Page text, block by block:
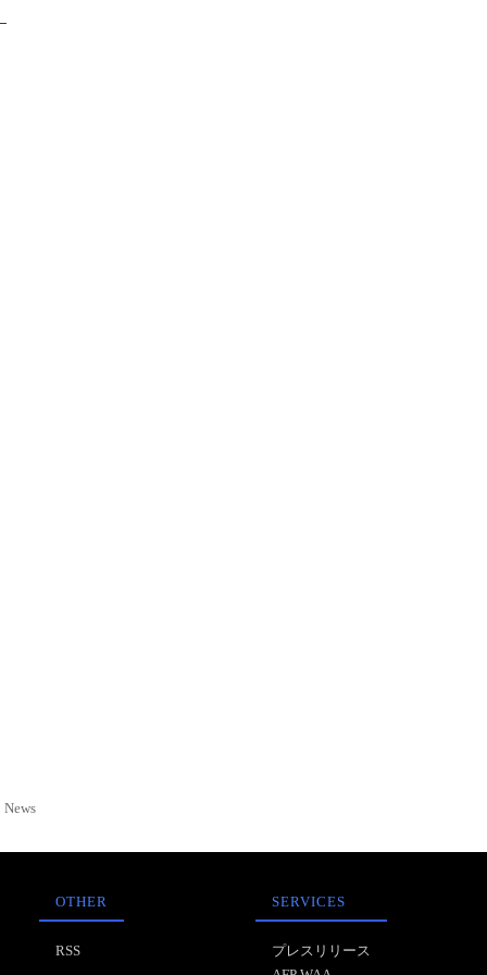
OTHER
RSS
SERVICES
プレスリリース